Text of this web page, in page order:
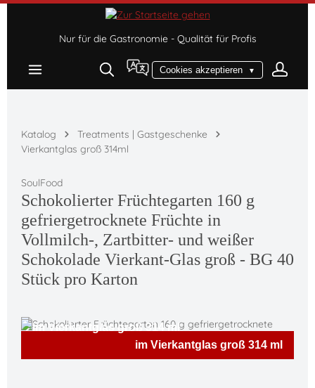
Zum Hauptinhalt springen
Nur für die Gastronomie - Qualität für Profis
Cookies akzeptieren ▼
Katalog
Treatments | Gastgeschenke
Vierkantglas groß 314ml
SoulFood
Schokolierter Früchtegarten 160 g
gefriergetrocknete Früchte in
Vollmilch-, Zartbitter- und weißer
Schokolade Vierkant-Glas groß - BG 40
Stück pro Karton
Bildergalerie überspringen
im Vierkantglas groß 314 ml